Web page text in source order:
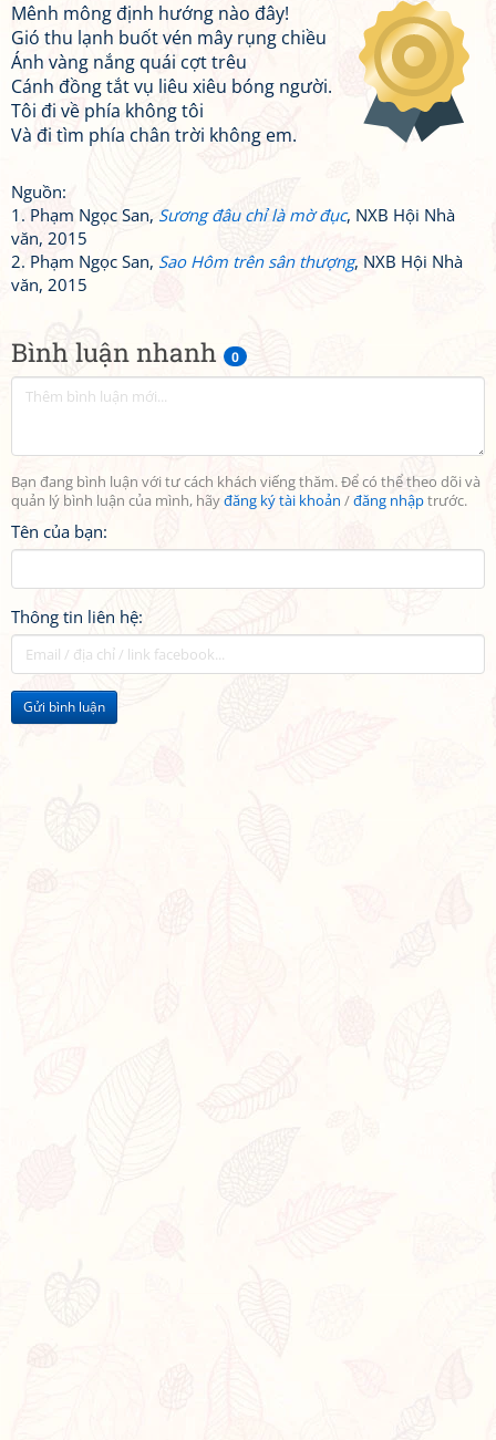
Bình luận nhanh 0
Bạn đang bình luận với tư cách khách viếng thăm. Để có thể theo dõi và
quản lý bình luận của mình, hãyđăng ký tài khoản /đăng nhậptrước.
Tên của bạn:
Thông tin liên hệ:
Gửi bình luận
Mênh mông định hướng nào đây!
Gió thu lạnh buốt vén mây rụng chiều
Ánh vàng nắng quái cợt trêu
Cánh đồng tắt vụ liêu xiêu bóng người.
Tôi đi về phía không tôi
Và đi tìm phía chân trời không em.
Nguồn:
1. Phạm Ngọc San, Sương đâu chỉ là mờ đục, NXB Hội Nhà
văn, 2015
2. Phạm Ngọc San, Sao Hôm trên sân thượng, NXB Hội Nhà
văn, 2015